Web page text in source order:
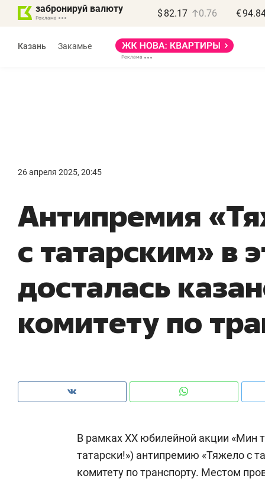
забронируй валюту $ 82.17 0.76 €
Казань Закамье
26 апреля 2025, 20:45
Антипремия
с татарским» в
досталась
комитету по
В рамках ХХ юбилейной акции «Мин
татарски!») антипремию «Тяжело с
комитету по транспорту. Местом
правил, бизнес может
потерять минимум
Как бизнесу выйти на зарубежные
чем интересен Оман?